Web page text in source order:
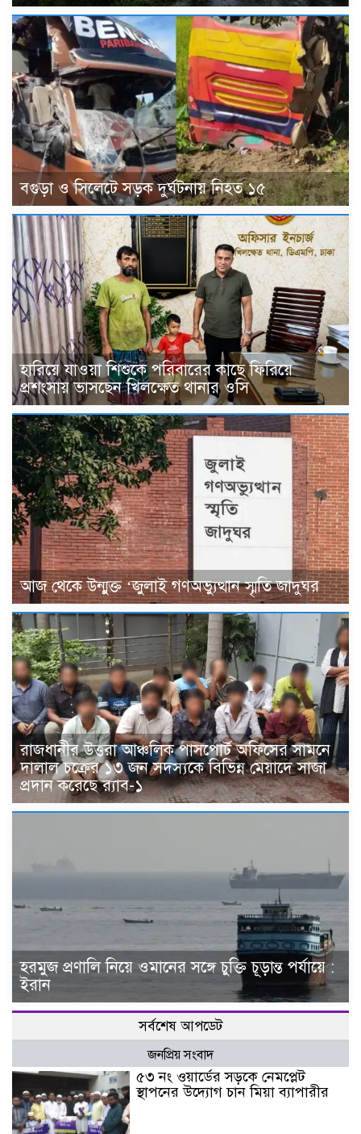
বগুড়া ও সিলেটে সড়ক দুর্ঘটনায় নিহত ১৫
হারিয়ে যাওয়া শিশুকে পরিবারের কাছে ফিরিয়ে
প্রশংসায় ভাসছেন খিলক্ষেত থানার ওসি
আজ থেকে উন্মুক্ত ‘জুলাই গণঅভ্যুত্থান স্মৃতি জাদুঘর
রাজধানীর উত্তরা আঞ্চলিক পাসপোর্ট অফিসের সামনে
দালাল চক্রের ১৩ জন সদস্যকে বিভিন্ন মেয়াদে সাজা
প্রদান করেছে র‌্যাব-১
হরমুজ প্রণালি নিয়ে ওমানের সঙ্গে চুক্তি চূড়ান্ত পর্যায়ে :
ইরান
সর্বশেষ আপডেট
জনপ্রিয় সংবাদ
৫৩ নং ওয়ার্ডের সড়কে নেমপ্লেট
স্থাপনের উদ্যোগ চান মিয়া ব্যাপারীর